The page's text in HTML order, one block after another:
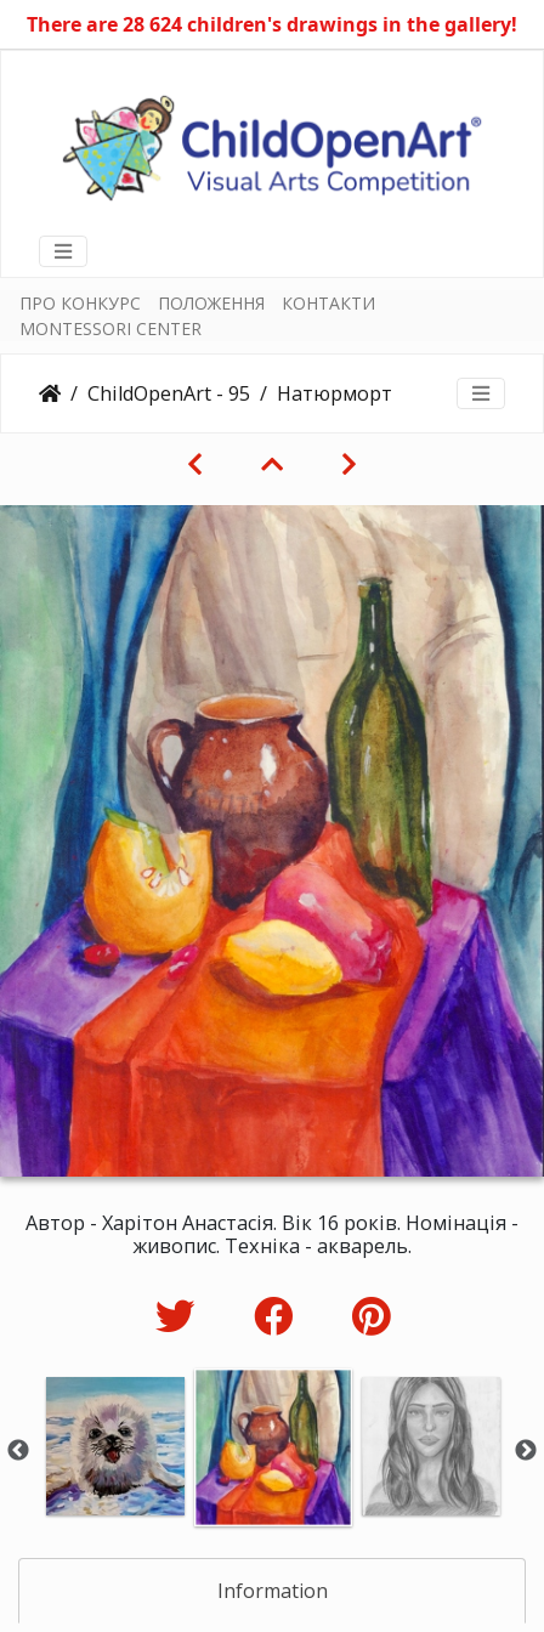
There are 28 624 children's drawings in the gallery!
ПРО КОНКУРС ПОЛОЖЕННЯ
КОНТАКТИ
MONTESSORI CENTER
ChildOpenArt - 95 Натюрморт
Автор - Харітон Анастасія. Вік 16 років. Номінація -
живопис. Техніка - акварель.
Information